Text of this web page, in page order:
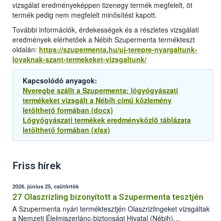
vizsgálat eredményeképpen tizenegy termék megfelelt, öt
termék pedig nem megfelelt minősítést kapott.
További információk, érdekességek és a részletes vizsgálati
eredmények elérhetőek a Nébih Szupermenta termékteszt
oldalán: https://szupermenta.hu/uj-terepre-nyargaltunk-
lovaknak-szant-termekeket-vizsgaltunk/
Kapcsolódó anyagok:
Nyeregbe szállt a Szupermenta: lógyógyászati
termékeket vizsgált a Nébih című közlemény
letölthető formában (docx)
Lógyógyászati termékek eredményközlő táblázata
letölthető formában (xlsx)
Friss hírek
2026. június 25, csütörtök
27 Olaszrizling bizonyított a Szupermenta tesztjén
A Szupermenta nyári terméktesztjén Olaszrizlingeket vizsgáltak
a Nemzeti Élelmiszerlánc-biztonsági Hivatal (Nébih)